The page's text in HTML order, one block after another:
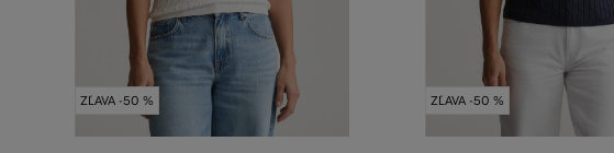
ZĽAVA -50 % ZĽAVA -50 %